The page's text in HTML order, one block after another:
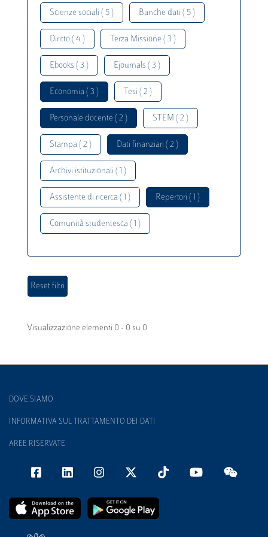
Scienze sociali ( 5 ) Banche dati ( 5 )
Diritto ( 4 ) Terza Missione ( 3 )
Ebooks ( 3 ) Ejournals ( 3 )
Economia ( 3 ) Tesi ( 2 )
Personale docente ( 2 ) STEM ( 2 )
Stampa ( 2 ) Dati finanziari ( 2 )
Archivi istituzionali ( 1 )
Assistente di ricerca ( 1 ) Repertori ( 1 )
Comunità studentesca ( 1 )
Visualizzazione elementi 0 - 0 su 0
DOVE SIAMO
INFORMATIVA SUL TRATTAMENTO DEI DATI
AREE RISERVATE